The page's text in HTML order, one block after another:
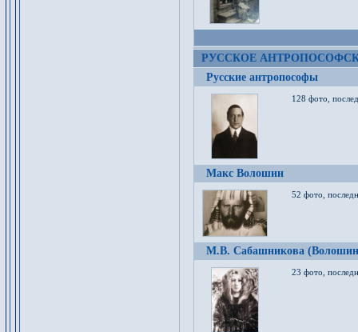
РУССКОЕ
Русские антропософы
128 фото,
Макс Волошин
52 фото,
М.В. Сабашникова
23 фото,